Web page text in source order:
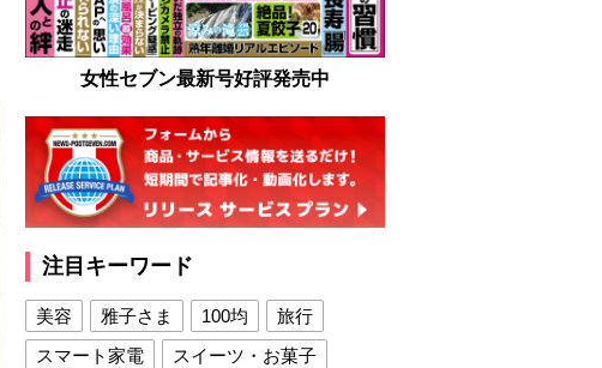
女性セブン最新号好評発売中
注目キーワード
美容 雅子さま 100均
旅行
スマート家電
スイーツ・お菓子